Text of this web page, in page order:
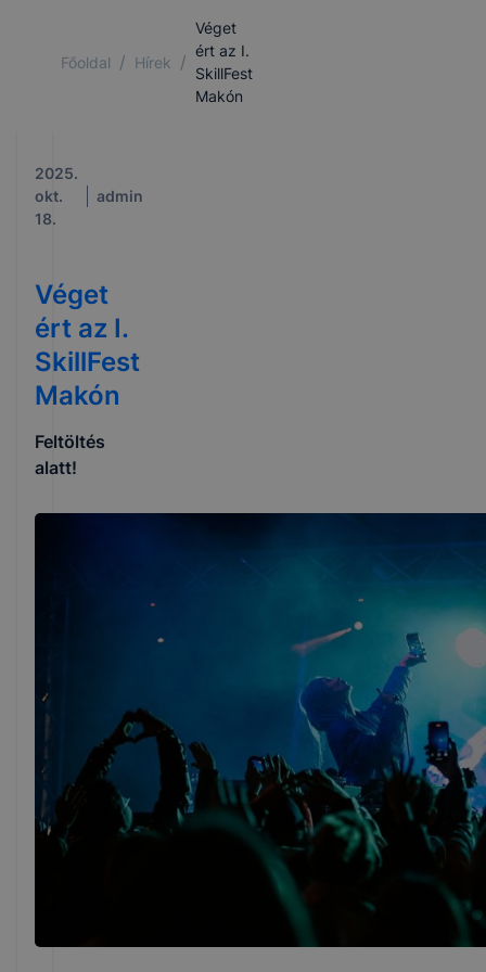
Főoldal / Hírek /
Véget
ért az I.
SkillFest
Makón
2025.
okt.
18.
admin
Véget
ért az I.
SkillFest
Makón
Feltöltés
alatt!